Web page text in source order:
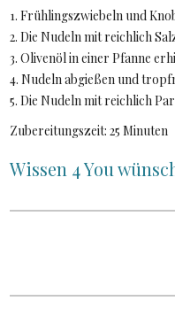
1. Frühlingszwiebeln und
2. Die Nudeln mit reichlich
3. Olivenöl in einer Pfanne
4. Nudeln abgießen und
5. Die Nudeln mit reichlich
Zubereitungszeit: 25 Minuten
Wissen 4 You